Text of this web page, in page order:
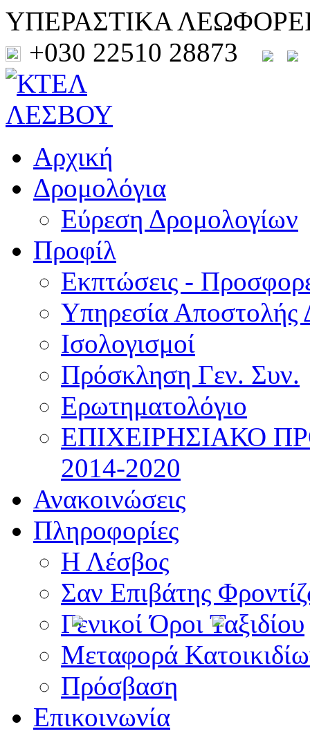
ΥΠΕΡΑΣΤΙΚΑ
+030 22510 28873
Αρχική
Δρομολόγια
Εύρεση Δρομολογίων
Προφίλ
Εκπτώσεις -
Υπηρεσία Αποστολής
Ισολογισμοί
Πρόσκληση Γεν. Συν.
Ερωτηματολόγιο
ΕΠΙΧΕΙΡΗΣΙΑΚΟ
2014-2020
Ανακοινώσεις
Πληροφορίες
Η Λέσβος
Σαν Επιβάτης
Γενικοί Όροι Ταξιδίου
Μεταφορά
Πρόσβαση
Επικοινωνία